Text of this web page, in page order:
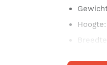
*HetHoogte
Breedte